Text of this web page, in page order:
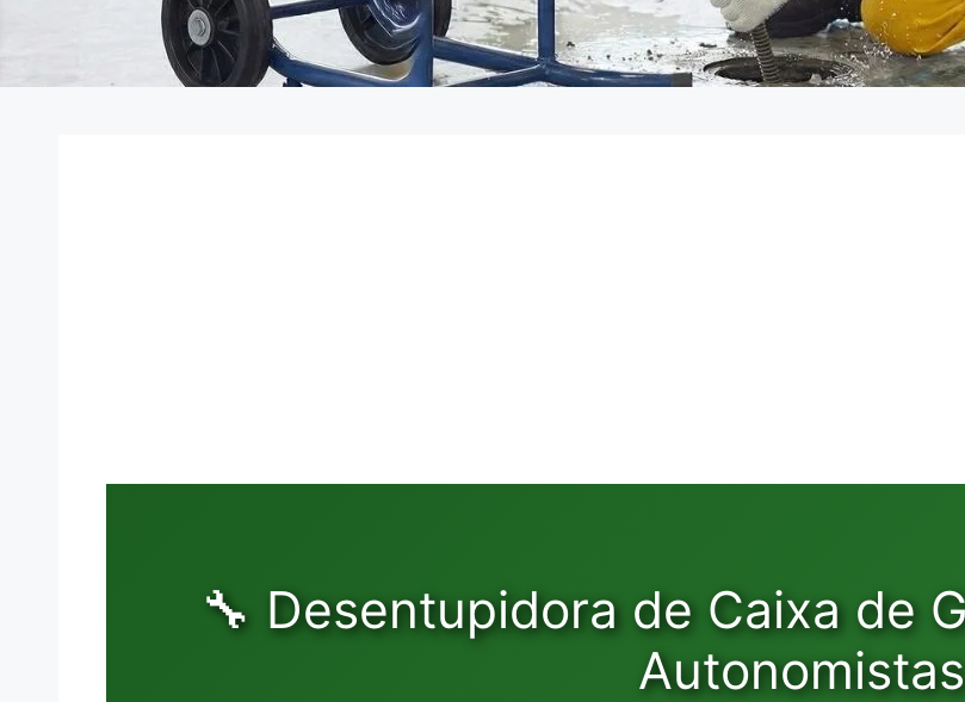
🔧 Desentupidora de Caixa de
Autonomistas